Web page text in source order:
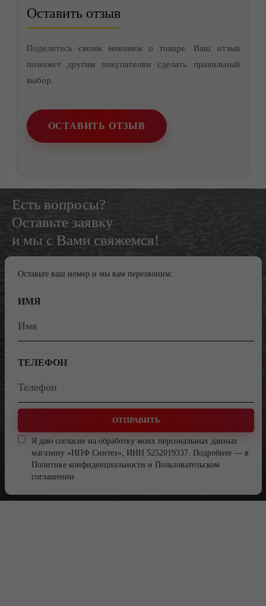
Контакты
Оставить отзыв
Поделитесь своим мнением о товаре. Ваш отзыв
поможет другим покупателям сделать правильный
выбор.
ОСТАВИТЬ ОТЗЫВ
Есть вопросы?
Оставьте заявку
и мы с Вами свяжемся!
Оставьте ваш номер и мы вам перезвоним:
ИМЯ
ТЕЛЕФОН
ОТПРАВИТЬ
Я даю согласие на обработку моих персональных данных
магазину «НПФ Синтез», ИНН 5252019337. Подробнее — в
Политике конфиденциальности и Пользовательском
соглашении